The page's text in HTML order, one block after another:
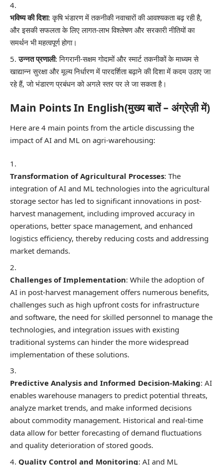
भविष्य की दिशा: कृषि भंडारण में तकनीकी नवाचारों की आवश्यकता बढ़ रही है,
और इसकी सफलता के लिए लागत-लाभ विश्लेषण और सरकारी नीतियों का
समर्थन भी महत्वपूर्ण होगा।
उन्नत प्रणाली: निगरानी-सक्षम गोदामों और स्मार्ट तकनीकों के माध्यम से
खाद्यान्न सुरक्षा और मूल्य निर्धारण में पारदर्शिता बढ़ाने की दिशा में कदम उठाए जा
रहे हैं, जो भंडारण प्रबंधन को अगले स्तर पर ले जा सकता है।
Main Points In English(मुख्य बातें – अंग्रेज़ी में)
Here are 4 main points from the article discussing the
impact of AI and ML on agri-warehousing:
Transformation of Agricultural Processes: The
integration of AI and ML technologies into the agricultural
storage sector has led to significant innovations in post-
harvest management, including improved accuracy in
operations, better space management, and enhanced
logistics efficiency, thereby reducing costs and addressing
market demands.
Challenges of Implementation: While the adoption of
AI in post-harvest management offers numerous benefits,
challenges such as high upfront costs for infrastructure
and software, the need for skilled personnel to manage the
technologies, and integration issues with existing
traditional systems can hinder the more widespread
implementation of these solutions.
Predictive Analysis and Informed Decision-Making: AI
enables warehouse managers to predict potential threats,
analyze market trends, and make informed decisions
about commodity management. Historical and real-time
data allow for better forecasting of demand fluctuations
and quality deterioration of stored goods.
Quality Control and Monitoring: AI and ML